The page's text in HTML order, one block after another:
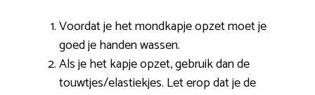
Voordat je het mondkapje opzet moet je
goed je handen wassen.
Als je het kapje opzet, gebruik dan de
touwtjes/elastiekjes. Let erop dat je de